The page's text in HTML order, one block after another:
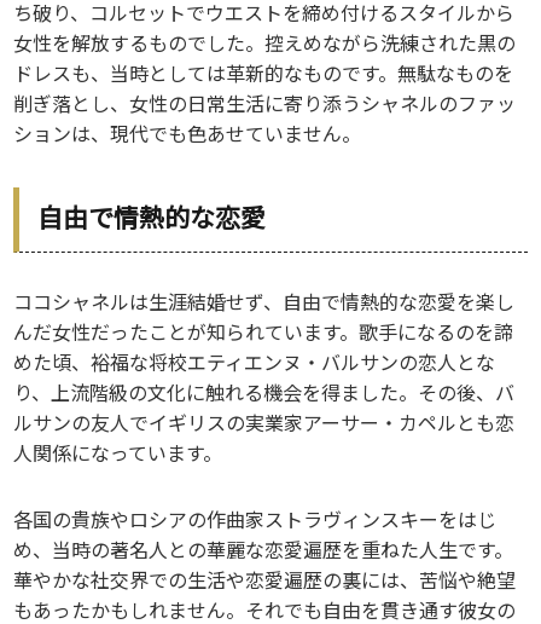
ち破り、コルセットでウエストを締め付けるスタイルから
女性を解放するものでした。控えめながら洗練された黒の
ドレスも、当時としては革新的なものです。無駄なものを
削ぎ落とし、女性の日常生活に寄り添うシャネルのファッ
ションは、現代でも色あせていません。
自由で情熱的な恋愛
ココシャネルは生涯結婚せず、自由で情熱的な恋愛を楽し
んだ女性だったことが知られています。歌手になるのを諦
めた頃、裕福な将校エティエンヌ・バルサンの恋人とな
り、上流階級の文化に触れる機会を得ました。その後、バ
ルサンの友人でイギリスの実業家アーサー・カペルとも恋
人関係になっています。
各国の貴族やロシアの作曲家ストラヴィンスキーをはじ
め、当時の著名人との華麗な恋愛遍歴を重ねた人生です。
華やかな社交界での生活や恋愛遍歴の裏には、苦悩や絶望
もあったかもしれません。それでも自由を貫き通す彼女の